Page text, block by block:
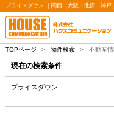
TOPページ > 物件検索 > 不動産
現在の検索条件
プライスダウン